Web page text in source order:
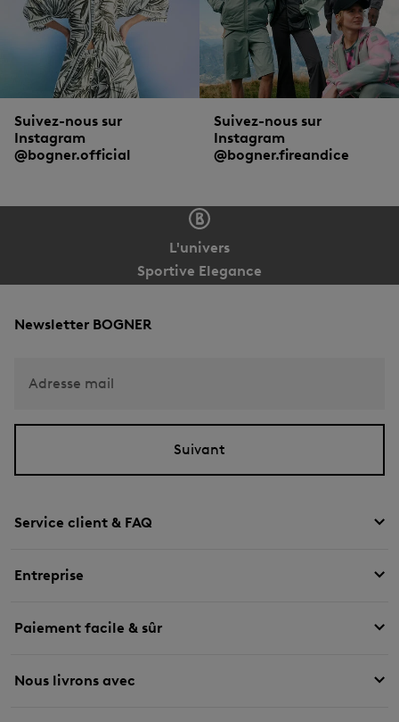
Suivez-nous sur
Instagram
@bogner.official
Suivez-nous sur
Instagram
@bogner.fireandice
L'univers
Sportive Elegance
Service client & FAQ
Entreprise
Paiement facile & sûr
Nous livrons avec
Newsletter BOGNER
Adresse mail
Suivant